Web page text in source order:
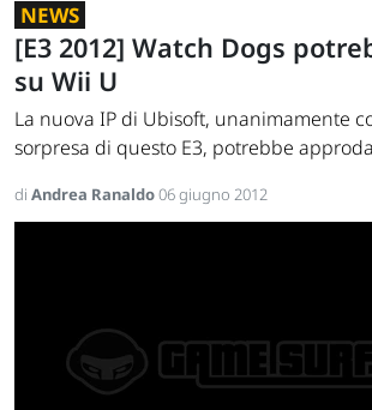
NEWS
[E3 2012] Watch Dogs
su Wii U
La nuova IP di Ubisoft, unanimamente
sorpresa di questo E3, potrebbe
di Andrea Ranaldo06 giugno 2012